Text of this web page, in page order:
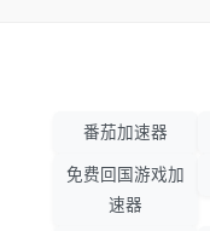
番茄加速器
免费回国游戏加
速器